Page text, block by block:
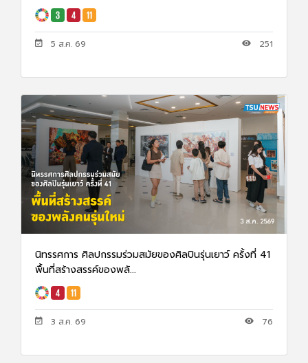
5 ส.ค. 69 251
นิทรรศการ ศิลปกรรมร่วมสมัยของศิลปินรุ่นเยาว์ ครั้งที่ 41
พื้นที่สร้างสรรค์ของพลั...
3 ส.ค. 69 76